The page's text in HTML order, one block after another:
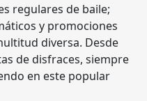
regulares de baile;
y promociones
diversa. Desde
de disfraces, siempre
en este popular